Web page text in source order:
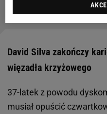
David Silva zakończy
więzadła krzyżowego
37-latek z powodu
musiał opuścić